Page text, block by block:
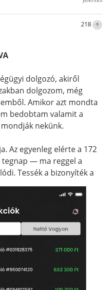
218
dolgozó, akiről
dolgozom, még
Amikor azt mondta
bedobtam valamit a
nekünk.
Az egyenleg elérte a 172
tegnap — ma reggel a
Tessék a bizonyíték a